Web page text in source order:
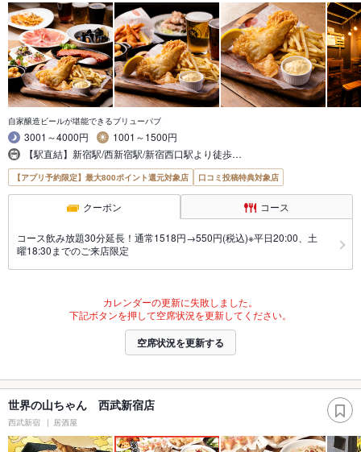
自家醸造ビールが堪能できるブリューパブ
3001～4000円
1001～1500円
【駅直結】新宿駅/西新宿駅/新宿西口駅より徒歩…
【アプリ予約限定】最大800ポイント還元対象店 口コミ投稿特典対象店
クーポン コース
コース飲み放題30分延長！通常1518円→550円(税込)※平日20:00、土
曜18:30までのご来店限定
カレンダーの更新に失敗しました。
下記ボタンを押して空席状況を更新してください。
空席状況を更新する
世界の山ちゃん 西武新宿店
西武新宿 居酒屋